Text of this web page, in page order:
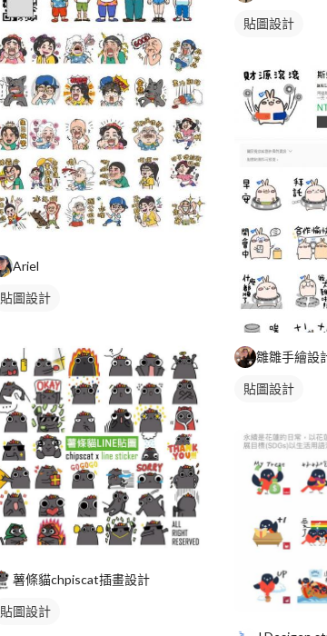
Ariel
貼圖設計
薯條貓chpiscat插畫設計
貼圖設計
貼圖設計
雛雛手繪設
貼圖設計